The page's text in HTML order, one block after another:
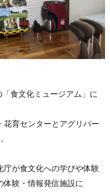
食文化ミュージアム」に
育センターとアグリパー
庁が食文化への学びや体験
体験・情報発信施設に